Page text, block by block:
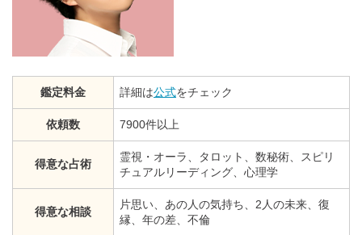
鑑定料金 詳細は公式をチェック
依頼数 7900件以上
得意な占術
霊視・オーラ、タロット、数秘術、スピリ
チュアルリーディング、心理学
得意な相談
片思い、あの人の気持ち、2人の未来、復
縁、年の差、不倫